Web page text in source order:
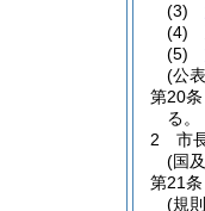
(3)
(4)
(5)
(公
第20条
る。
2
市
(国
第21条
(規